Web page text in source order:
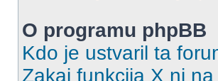
O programu phpBB
Kdo je ustvaril ta
Zakaj funkcija X ni